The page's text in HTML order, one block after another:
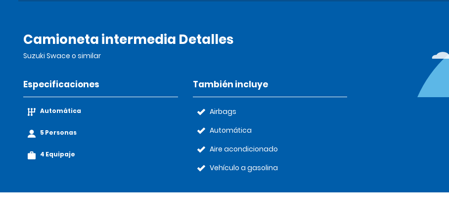
Camioneta intermedia Detalles
Suzuki Swace o similar
Especificaciones
Automática
5 Personas
4 Equipaje
También incluye
Airbags
Automática
Aire acondicionado
Vehículo a gasolina